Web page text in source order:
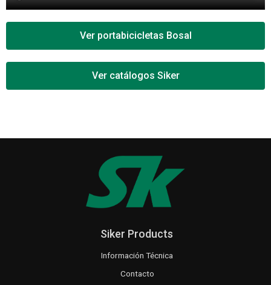
Ver portabicicletas Bosal
Ver catálogos Siker
Siker Products
Información Técnica
Contacto